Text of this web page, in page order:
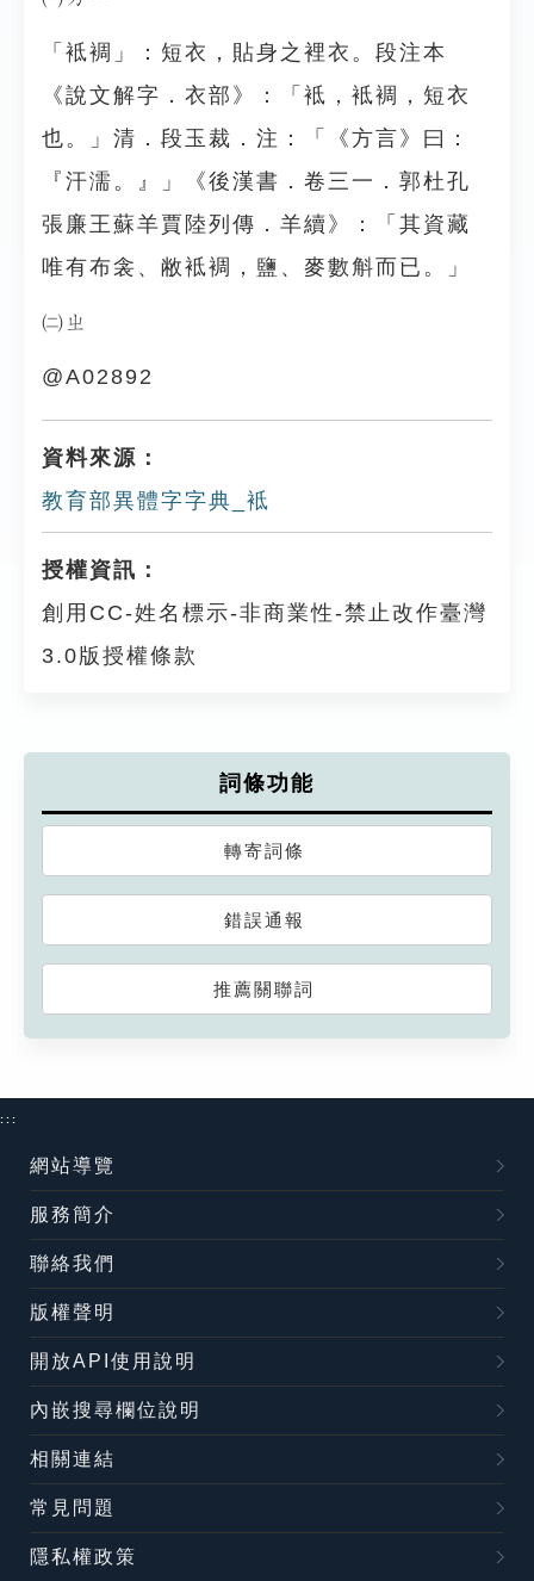
「袛裯」：短衣，貼身之裡衣。段注本
《說文解字．衣部》：「袛，袛裯，短衣
也。」清．段玉裁．注：「《方言》曰：
『汗濡。』」《後漢書．卷三一．郭杜孔
張廉王蘇羊賈陸列傳．羊續》：「其資藏
唯有布衾、敝袛裯，鹽、麥數斛而已。」
㈡ㄓ
@A02892
資料來源：
教育部異體字字典_袛
授權資訊：
創用CC-姓名標示-非商業性-禁止改作臺灣
3.0版授權條款
詞條功能
轉寄詞條
錯誤通報
推薦關聯詞
:::
網站導覽
服務簡介
聯絡我們
版權聲明
開放API使用說明
內嵌搜尋欄位說明
相關連結
常見問題
隱私權政策